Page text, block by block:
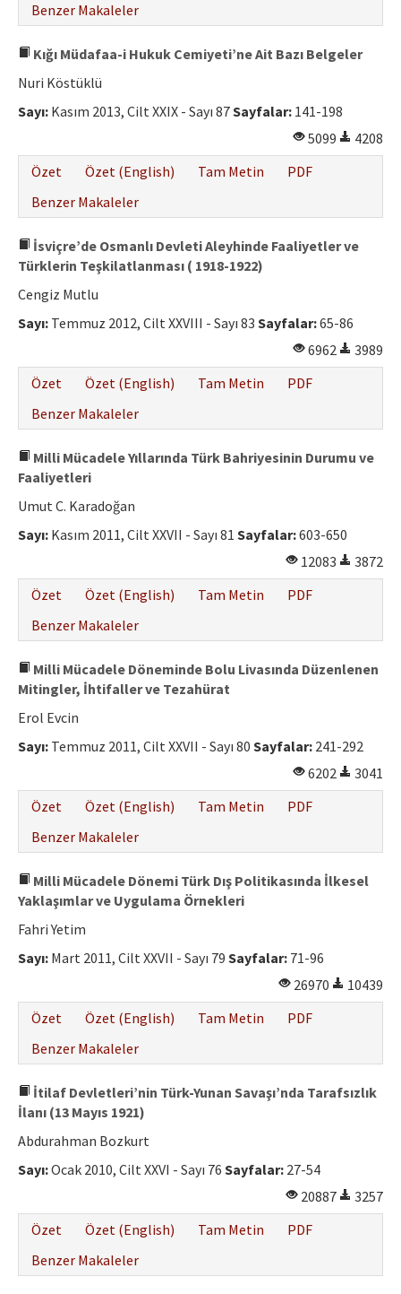
Benzer Makaleler
Kığı Müdafaa-i Hukuk Cemiyeti’ne Ait Bazı Belgeler
Nuri Köstüklü
Sayı: Kasım 2013, Cilt XXIX - Sayı 87Sayfalar: 141-198
5099
4208
Özet
Özet (English) Tam Metin
PDF
Benzer Makaleler
İsviçre’de Osmanlı Devleti Aleyhinde Faaliyetler ve
Türklerin Teşkilatlanması ( 1918-1922)
Cengiz Mutlu
Sayı: Temmuz 2012, Cilt XXVIII - Sayı 83 Sayfalar:65-86
6962
3989
Özet
Özet (English) Tam Metin
PDF
Benzer Makaleler
Milli Mücadele Yıllarında Türk Bahriyesinin Durumu ve
Faaliyetleri
Umut C. Karadoğan
Sayı: Kasım 2011, Cilt XXVII - Sayı 81 Sayfalar:603-650
12083
3872
Özet
Özet (English) Tam Metin
PDF
Benzer Makaleler
Milli Mücadele Döneminde Bolu Livasında Düzenlenen
Mitingler, İhtifaller ve Tezahürat
Erol Evcin
Sayı: Temmuz 2011, Cilt XXVII - Sayı 80 Sayfalar: 241-292
6202
3041
Özet
Özet (English) Tam Metin
PDF
Benzer Makaleler
Milli Mücadele Dönemi Türk Dış Politikasında İlkesel
Yaklaşımlar ve Uygulama Örnekleri
Fahri Yetim
Sayı: Mart 2011, Cilt XXVII - Sayı 79 Sayfalar: 71-96
26970
10439
Özet
Özet (English) Tam Metin
PDF
Benzer Makaleler
İtilaf Devletleri’nin Türk-Yunan Savaşı’nda Tarafsızlık
İlanı (13 Mayıs 1921)
Abdurahman Bozkurt
Sayı:Ocak 2010, Cilt XXVI - Sayı 76 Sayfalar: 27-54
20887
3257
Özet
Özet (English) Tam Metin
PDF
Benzer Makaleler